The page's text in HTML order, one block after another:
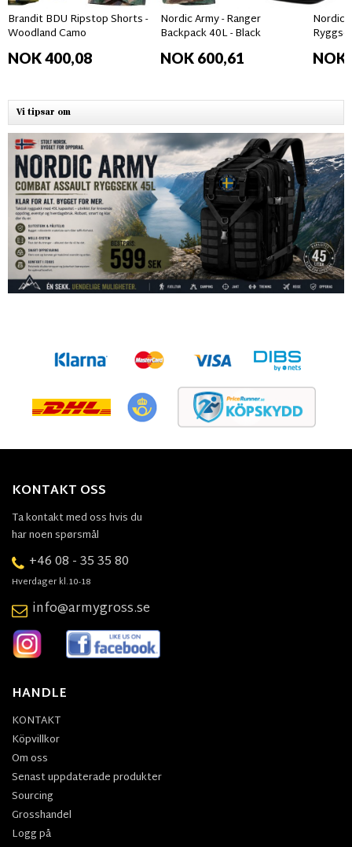
Brandit BDU Ripstop Shorts -
Woodland Camo
NOK 400,08
Nordic Army - Ranger
Backpack 40L - Black
NOK 600,61
Nordic
NOK
Vi tipsar om
KONTAKT OSS
Ta kontakt med oss hvis du
har noen spørsmål
+46 08 - 35 35 80
Hverdager kl.10-18
info@armygross.se
HANDLE
KONTAKT
Köpvillkor
Om oss
Senast uppdaterade produkter
Sourcing
Grosshandel
Logg på